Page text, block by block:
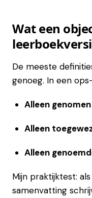
Wat een
De meeste
genoeg. In een
Alleen
Alleen
Alleen
Mijn praktijktest:
samenvatting